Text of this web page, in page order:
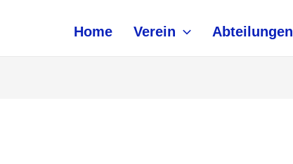
Home Verein Abteilungen